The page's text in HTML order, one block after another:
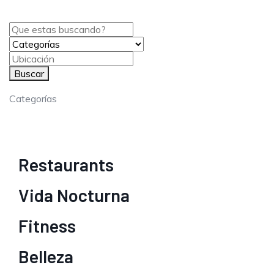
Buscar
Categorías
Restaurants
Vida Nocturna
Fitness
Belleza